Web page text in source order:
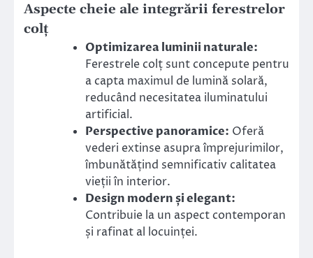
Aspecte cheie ale integrării ferestrelor
colț
Optimizarea luminii naturale:
Ferestrele colț sunt concepute pentru
a capta maximul de lumină solară,
reducând necesitatea iluminatului
artificial.
Perspective panoramice: Oferă
vederi extinse asupra împrejurimilor,
îmbunătățind semnificativ calitatea
vieții în interior.
Design modern și elegant:
Contribuie la un aspect contemporan
și rafinat al locuinței.